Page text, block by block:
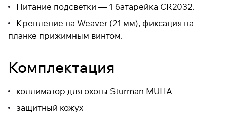
Питание подсветки — 1 батарейка CR2032.
Крепление на Weaver (21 мм), фиксация на
планке прижимным винтом.
Комплектация
коллиматор для охоты Sturman MUHA
защитный кожух